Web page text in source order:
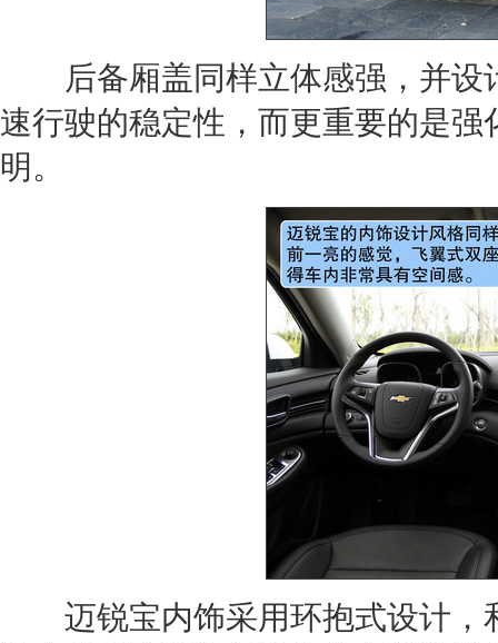
后备厢盖同样立体感强，并设
速行驶的稳定性，而更重要的是
明。
迈锐宝内饰采用环抱式设计，